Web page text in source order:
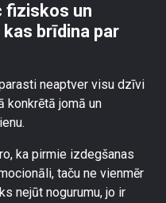
fiziskos un
brīdina par
neaptver visu dzīvi
konkrētā jomā un
ka pirmie izdegšanas
taču ne vienmēr
nejūt nogurumu, jo ir